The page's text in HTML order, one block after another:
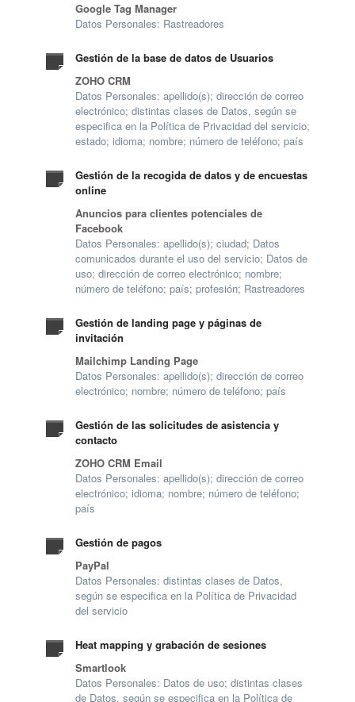
Google Tag Manager
Datos Personales: Rastreadores
Gestión de la base de datos de Usuarios
ZOHO CRM
Datos Personales: apellido(s); dirección de correo
electrónico; distintas clases de Datos, según se
especifica en la Política de Privacidad del servicio;
estado; idioma; nombre; número de teléfono; país
Gestión de la recogida de datos y de encuestas
online
Anuncios para clientes potenciales de
Facebook
Datos Personales: apellido(s); ciudad; Datos
comunicados durante el uso del servicio; Datos de
uso; dirección de correo electrónico; nombre;
número de teléfono; país; profesión; Rastreadores
Gestión de landing page y páginas de
invitación
Mailchimp Landing Page
Datos Personales: apellido(s); dirección de correo
electrónico; nombre; número de teléfono; país
Gestión de las solicitudes de asistencia y
contacto
ZOHO CRM Email
Datos Personales: apellido(s); dirección de correo
electrónico; idioma; nombre; número de teléfono;
país
Gestión de pagos
PayPal
Datos Personales: distintas clases de Datos,
según se especifica en la Política de Privacidad
del servicio
Heat mapping y grabación de sesiones
Smartlook
Datos Personales: Datos de uso; distintas clases
de Datos, según se especifica en la Política de